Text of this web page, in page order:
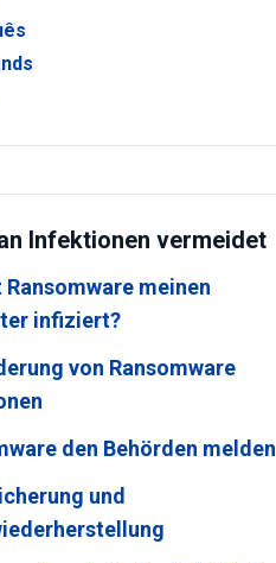
Infektionen vermeidet
Ransomware meinen
infiziert?
von Ransomware
den Behörden melden
und